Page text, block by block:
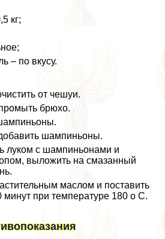
кг;
– по вкусу.
от чешуи.
брюхо.
шампиньоны.
луком с шампиньонами и
выложить на смазанный
маслом и поставить
минут при температуре 180 о С.